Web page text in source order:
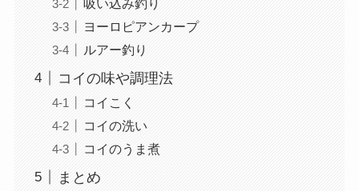
ヨーロピアンカープ
ルアー釣り
コイの味や調理法
コイこく
コイの洗い
コイのうま煮
まとめ